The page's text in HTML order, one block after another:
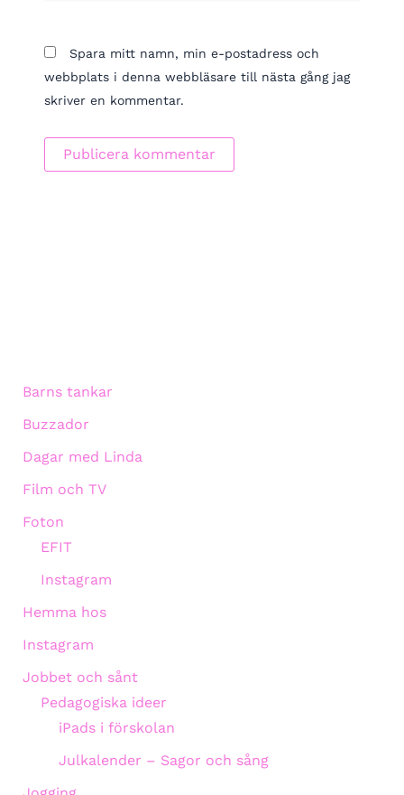
Spara mitt namn, min e-postadress och
webbplats i denna webbläsare till nästa gång jag
skriver en kommentar.
Barns tankar
Buzzador
Dagar med Linda
Film och TV
Foton
EFIT
Instagram
Hemma hos
Instagram
Jobbet och sånt
Pedagogiska ideer
iPads i förskolan
Julkalender – Sagor och sång